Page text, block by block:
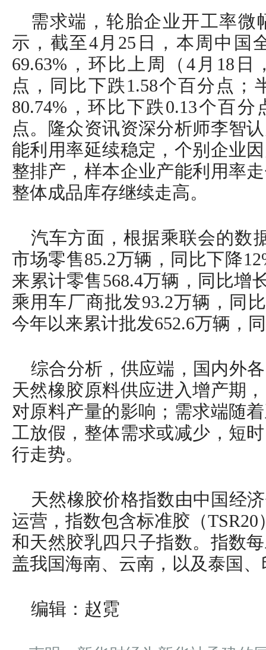
需求端，轮胎企业开工率微
示，截至4月25日，本周中国
69.63%，环比上周（4月18
点，同比下跌1.58个百分点；
80.74%，环比下跌0.13个百
点。隆众资讯资深分析师李智
能利用率延续稳定，个别企业
整排产，样本企业产能利用率
整体成品库存继续走高。
汽车方面，根据乘联会的数
市场零售85.2万辆，同比下降
来累计零售568.4万辆，同比增
乘用车厂商批发93.2万辆，同
今年以来累计批发652.6万辆，
综合分析，供应端，国内外
天然橡胶原料供应进入增产期
对原料产量的影响；需求端随
工放假，整体需求或减少，短
行走势。
天然橡胶价格指数由中国经
运营，指数包含标准胶（
和天然胶乳四只子指数。指数
盖我国海南、云南，以及泰国
编辑：赵霓